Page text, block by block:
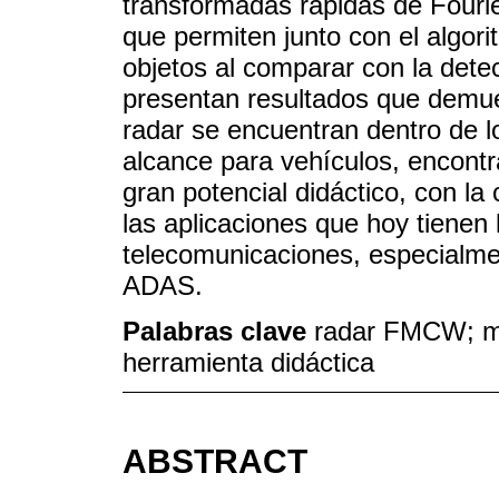
que permiten junto con el
objetos al comparar con la
presentan resultados que
radar se encuentran dentro de
alcance para vehículos,
gran potencial didáctico, con
las aplicaciones que hoy
telecomunicaciones,
ADAS.
Palabras clave radar FMCW;
herramienta didáctica
ABSTRACT